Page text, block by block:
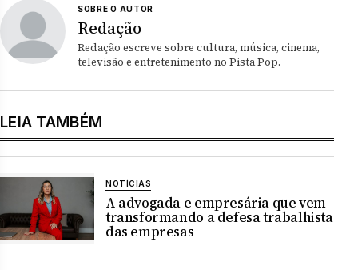
SOBRE O AUTOR
Redação
Redação escreve sobre cultura, música, cinema,
televisão e entretenimento no Pista Pop.
LEIA TAMBÉM
NOTÍCIAS
A advogada e empresária que vem
transformando a defesa trabalhista
das empresas